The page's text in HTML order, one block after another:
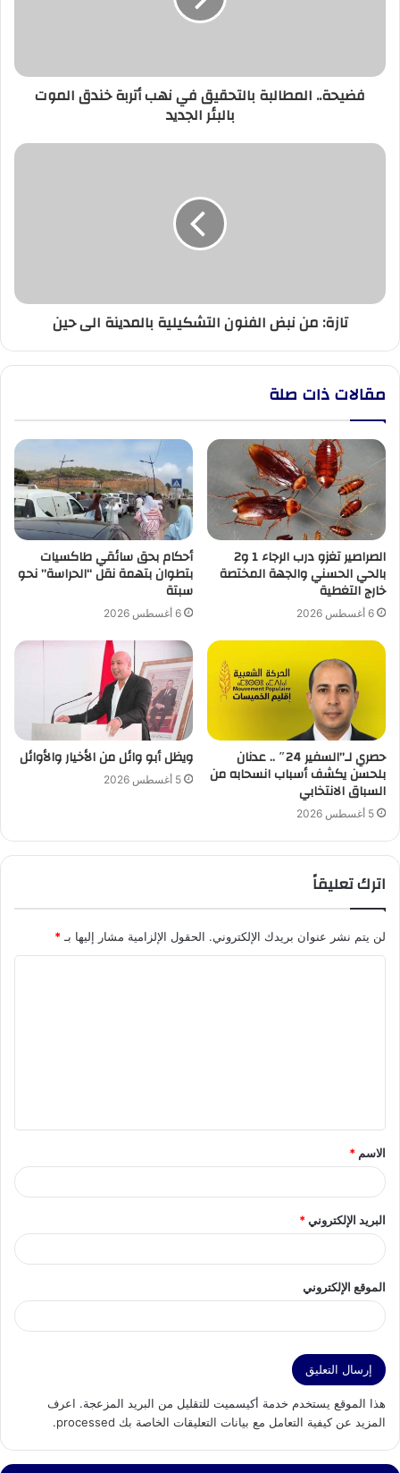
بالبئر
الجديدفضيحة.. المطالبة بالتحقيق في نهب أتربة خندق الموت
بالبئر الجديد
تازة:
تازة: من نبض الفنون التشكيلية بالمدينة الى حين
مقالات ذات صلة
الصراصير تغزو درب الرجاء 1 و2
بالحي الحسني والجهة المختصة
خارج التغطية
6 أغسطس 2026
أحكام بحق سائقي طاكسيات
بتطوان بتهمة نقل “الحراسة” نحو
سبتة
6 أغسطس 2026
حصري لـ”السفير 24″ .. عدنان
بلحسن يكشف أسباب انسحابه من
السباق الانتخابي
5 أغسطس 2026
ويظل أبو وائل من الأخيار والأوائل
5 أغسطس 2026
اترك تعليقاً
لن يتم نشر عنوان بريدك الإلكتروني. الحقول الإلزامية مشار إليها بـ*
ق
*
الاسم *
البريد الإلكتروني*
الموقع الإلكتروني
هذا الموقع يستخدم خدمة أكيسميت للتقليل من البريد المزعجة. اعرف
المزيد عن كيفية التعامل مع بيانات التعليقات الخاصة بك processed
.